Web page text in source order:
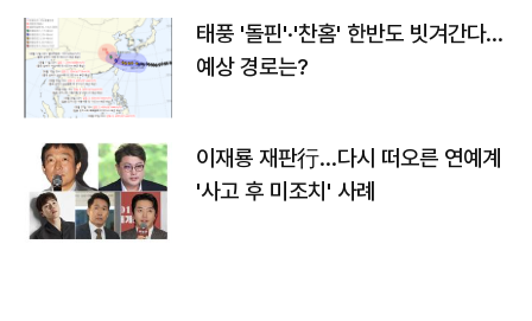
태풍 '돌핀'·'찬홈' 한반도 빗겨간다…
예상 경로는?
이재룡 재판行…다시 떠오른 연예계
'사고 후 미조치' 사례